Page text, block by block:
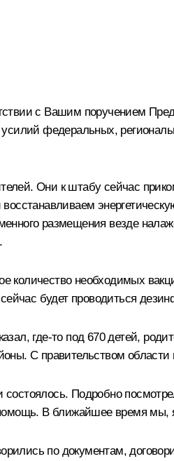
с Вашим поручением
федеральных,
Они к штабу сейчас
размещения везде
количество необходимых
будет проводиться
где‑то под 670 детей,
С правительством области
Подробно
В ближайшее время мы,
по документам,